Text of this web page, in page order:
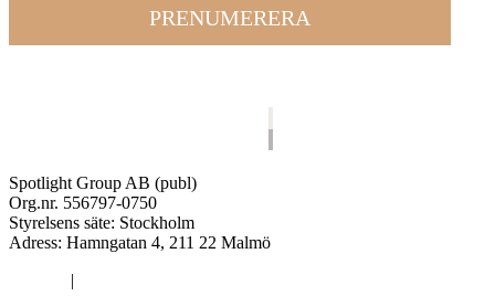
PRENUMERERA
Spotlight Group AB (publ)
Org.nr. 556797-0750
Styrelsens säte: Stockholm
Adress: Hamngatan 4, 211 22 Malmö